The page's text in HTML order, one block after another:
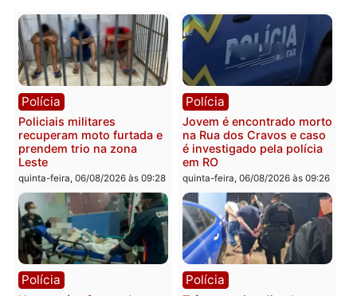
Publicidade
Categorias
Polícia
Você também vai querer ler...